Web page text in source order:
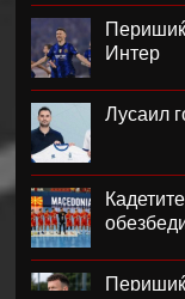
Интер
Лусаил